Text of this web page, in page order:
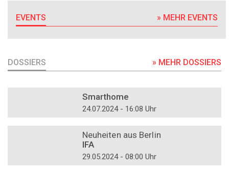
EVENTS » MEHR EVENTS
DOSSIERS » MEHR DOSSIERS
Smarthome
24.07.2024 - 16:08 Uhr
Neuheiten aus Berlin
IFA
29.05.2024 - 08:00 Uhr